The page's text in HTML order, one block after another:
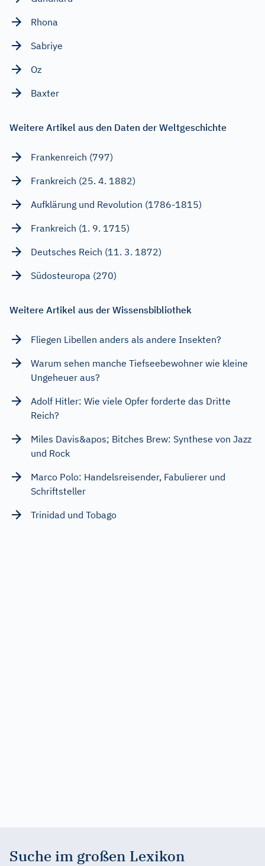
Rhona
Sabriye
Oz
Baxter
Weitere Artikel aus den Daten der Weltgeschichte
Frankenreich (797)
Frankreich (25. 4. 1882)
Aufklärung und Revolution (1786-1815)
Frankreich (1. 9. 1715)
Deutsches Reich (11. 3. 1872)
Südosteuropa (270)
Weitere Artikel aus der Wissensbibliothek
Fliegen Libellen anders als andere Insekten?
Warum sehen manche Tiefseebewohner wie kleine
Ungeheuer aus?
Adolf Hitler: Wie viele Opfer forderte das Dritte
Reich?
Miles Davis&apos; Bitches Brew: Synthese von Jazz
und Rock
Marco Polo: Handelsreisender, Fabulierer und
Schriftsteller
Trinidad und Tobago
Suche im großen Lexikon